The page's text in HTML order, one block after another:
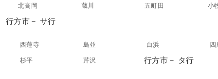
北高岡 蔵川 五町田 小
行方市－ サ行
西蓮寺 島並 白浜 四
杉平 芹沢 行方市－ タ行